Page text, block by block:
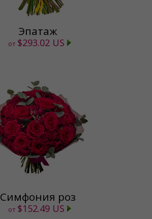
Эпатаж
от $293.02 US
Симфония роз
от $152.49 US